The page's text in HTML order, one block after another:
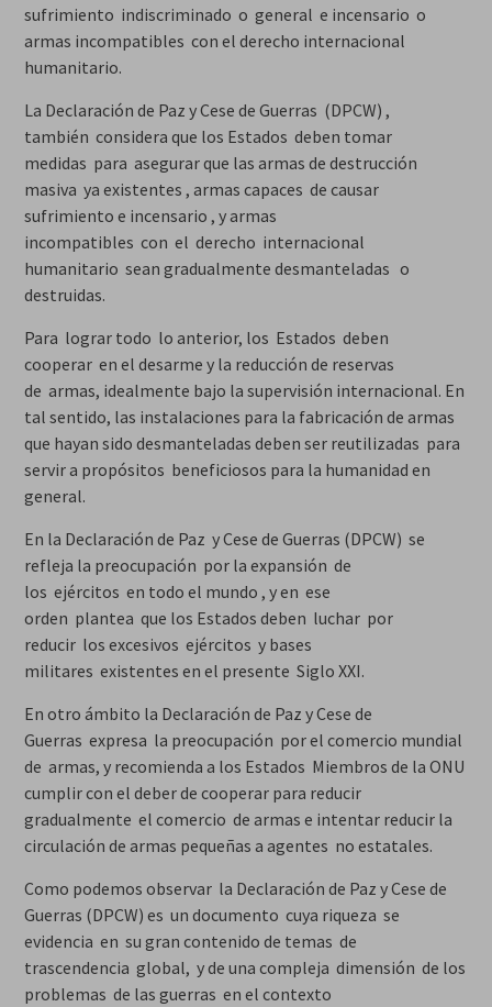
sufrimiento indiscriminado o general e incensario o
armas incompatibles con el derecho internacional
humanitario.
La Declaración de Paz y Cese de Guerras (DPCW) ,
también considera que los Estados deben tomar
medidas para asegurar que las armas de destrucción
masiva ya existentes , armas capaces de causar
sufrimiento e incensario , y armas
incompatibles con el derecho internacional
humanitario sean gradualmente desmanteladas o
destruidas.
Para lograr todo lo anterior, los Estados deben
cooperar en el desarme y la reducción de reservas
de armas, idealmente bajo la supervisión internacional. En
tal sentido, las instalaciones para la fabricación de armas
que hayan sido desmanteladas deben ser reutilizadas para
servir a propósitos beneficiosos para la humanidad en
general.
En la Declaración de Paz y Cese de Guerras (DPCW) se
refleja la preocupación por la expansión de
los ejércitos en todo el mundo , y en ese
orden plantea que los Estados deben luchar por
reducir los excesivos ejércitos y bases
militares existentes en el presente Siglo XXI.
En otro ámbito la Declaración de Paz y Cese de
Guerras expresa la preocupación por el comercio mundial
de armas, y recomienda a los Estados Miembros de la ONU
cumplir con el deber de cooperar para reducir
gradualmente el comercio de armas e intentar reducir la
circulación de armas pequeñas a agentes no estatales.
Como podemos observar la Declaración de Paz y Cese de
Guerras (DPCW) es un documento cuya riqueza se
evidencia en su gran contenido de temas de
trascendencia global, y de una compleja dimensión de los
problemas de las guerras en el contexto